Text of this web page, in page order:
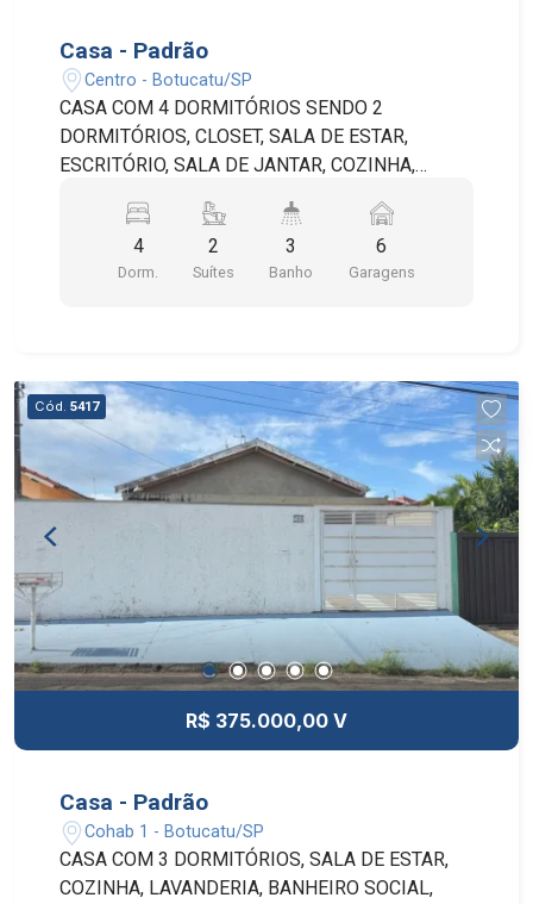
Casa - Padrão
Centro - Botucatu/SP
CASA COM 4 DORMITÓRIOS SENDO 2
DORMITÓRIOS, CLOSET, SALA DE ESTAR,
ESCRITÓRIO, SALA DE JANTAR, COZINHA,
SOCIAIS, 2 QUARTOS E 1 BANHEIRO DE
SERVIÇO, QUINTAL, JARDIM, TERRAÇO E 6
VAGAS NA GARAGEM. POSSUI
923,86M² SENDO 676,14M² DE ÁREA
CONSTRUÍDA.
4
Dorm.
2
Suítes
3
Banho
6
Garagens
Cód. 5417
R$ 375.000,00 V
Casa - Padrão
Cohab 1 - Botucatu/SP
CASA COM 3 DORMITÓRIOS, SALA DE ESTAR,
COZINHA, LAVANDERIA, BANHEIRO SOCIAL,